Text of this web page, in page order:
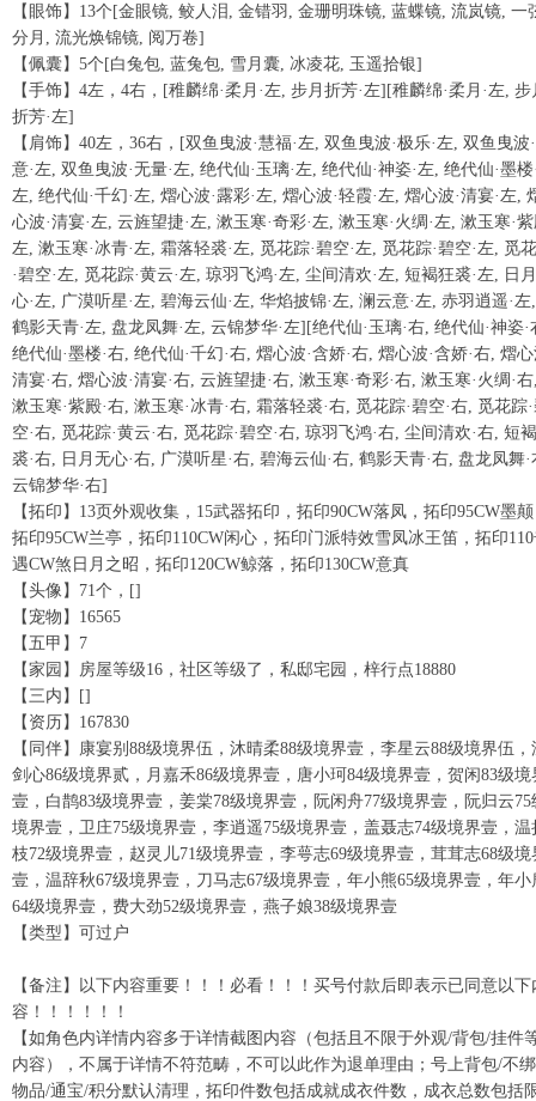
【眼饰】13个[金眼镜, 鲛人泪, 金错羽, 金珊明珠镜, 蓝蝶镜, 流岚镜, 一
分月, 流光焕锦镜, 阅万卷]
【佩囊】5个[白兔包, 蓝兔包, 雪月囊, 冰凌花, 玉遥拾银]
【手饰】4左，4右，[稚麟绵·柔月·左, 步月折芳·左][稚麟绵·柔月·左, 步
折芳·左]
【肩饰】40左，36右，[双鱼曳波·慧福·左, 双鱼曳波·极乐·左, 双鱼曳波
意·左, 双鱼曳波·无量·左, 绝代仙·玉璃·左, 绝代仙·神姿·左, 绝代仙·墨楼
左, 绝代仙·千幻·左, 熠心波·露彩·左, 熠心波·轻霞·左, 熠心波·清宴·左,
心波·清宴·左, 云旌望捷·左, 漱玉寒·奇彩·左, 漱玉寒·火绸·左, 漱玉寒·紫
左, 漱玉寒·冰青·左, 霜落轻裘·左, 觅花踪·碧空·左, 觅花踪·碧空·左, 觅
·碧空·左, 觅花踪·黄云·左, 琼羽飞鸿·左, 尘间清欢·左, 短褐狂裘·左, 日
心·左, 广漠听星·左, 碧海云仙·左, 华焰披锦·左, 澜云意·左, 赤羽逍遥·左,
鹤影天青·左, 盘龙凤舞·左, 云锦梦华·左][绝代仙·玉璃·右, 绝代仙·神姿·
绝代仙·墨楼·右, 绝代仙·千幻·右, 熠心波·含娇·右, 熠心波·含娇·右, 熠心
清宴·右, 熠心波·清宴·右, 云旌望捷·右, 漱玉寒·奇彩·右, 漱玉寒·火绸·
漱玉寒·紫殿·右, 漱玉寒·冰青·右, 霜落轻裘·右, 觅花踪·碧空·右, 觅花踪
空·右, 觅花踪·黄云·右, 觅花踪·碧空·右, 琼羽飞鸿·右, 尘间清欢·右, 短
裘·右, 日月无心·右, 广漠听星·右, 碧海云仙·右, 鹤影天青·右, 盘龙凤舞·
云锦梦华·右]
【拓印】13页外观收集，15武器拓印，拓印90CW落凤，拓印95CW墨
拓印95CW兰亭，拓印110CW闲心，拓印门派特效雪凤冰王笛，拓印
遇CW煞日月之昭，拓印120CW鲸落，拓印130CW意真
【头像】71个，[]
【宠物】16565
【五甲】7
【家园】房屋等级16，社区等级了，私邸宅园，梓行点18880
【三内】[]
【资历】167830
【同伴】康宴别88级境界伍，沐晴柔88级境界壹，李星云88级境界伍，
剑心86级境界贰，月嘉禾86级境界壹，唐小珂84级境界壹，贺闲83级境
壹，白鹊83级境界壹，姜棠78级境界壹，阮闲舟77级境界壹，阮归云75
境界壹，卫庄75级境界壹，李逍遥75级境界壹，盖聂志74级境界壹，温
枝72级境界壹，赵灵儿71级境界壹，李萼志69级境界壹，茸茸志68级境
壹，温辞秋67级境界壹，刀马志67级境界壹，年小熊65级境界壹，年小
64级境界壹，费大劲52级境界壹，燕子娘38级境界壹
【类型】可过户
【备注】以下内容重要！！！必看！！！买号付款后即表示已同意以下
容！！！！！！
【如角色内详情内容多于详情截图内容（包括且不限于外观/背包/挂件
内容），不属于详情不符范畴，不可以此作为退单理由；号上背包/不
物品/通宝/积分默认清理，拓印件数包括成就成衣件数，成衣总数包括